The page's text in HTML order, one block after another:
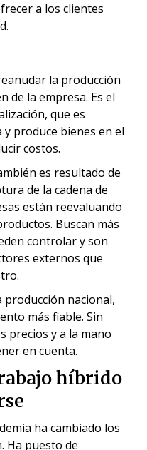
a los clientes
la producción
de la empresa. Es el
que es
produce bienes en el
costos.
es resultado de
de la cadena de
están reevaluando
Buscan más
controlar y son
externos que
nacional,
más fiable. Sin
precios y a la mano
en cuenta.
híbrido
ha cambiado los
Ha puesto de